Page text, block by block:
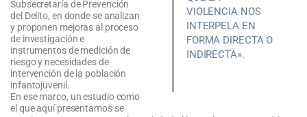
VIOLENCIA NOS
INTERPELA EN
FORMA DIRECTA O
INDIRECTA».
Subsecretaría de Prevención
del Delito, en donde se analizan
y proponen mejoras al proceso
de investigación e
instrumentos de medición de
riesgo y necesidades de
intervención de la población
infantojuvenil.
En ese marco, un estudio como
el que aquí presentamos se